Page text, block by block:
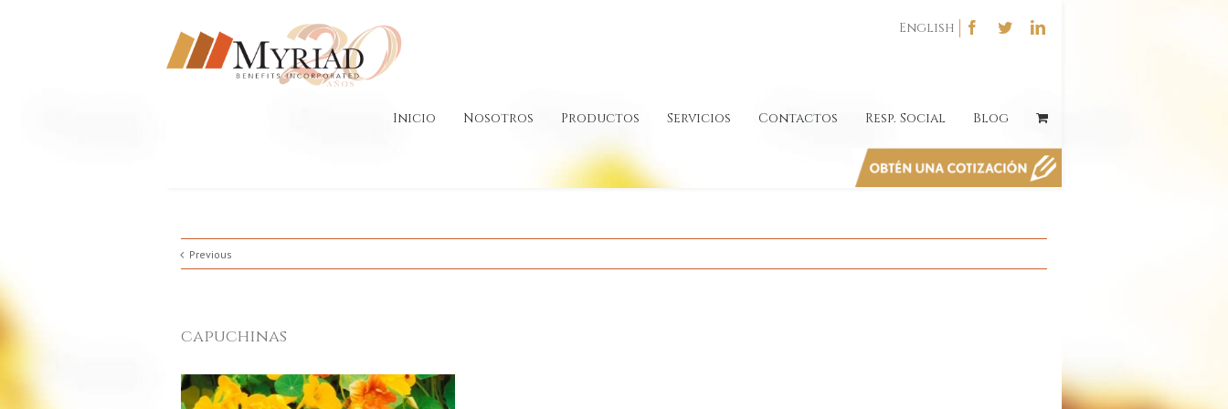
English
Inicio Nosotros Productos Servicios Contactos Resp. Social Blog
Previous
capuchinas